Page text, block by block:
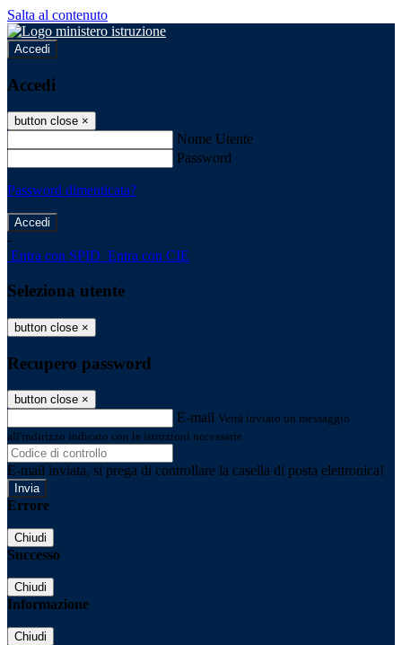
Salta al contenuto
Accedi
Accedi
button close ×
Nome Utente
Password
Password dimenticata?
-
Entra con SPID Entra con CIE
Seleziona utente
button close ×
Recupero password
button close ×
E-mail Verrà inviato un messaggio
all'indirizzo indicato con le istruzioni necessarie.
E-mail inviata, si prega di controllare la casella di posta elettronica!
Errore
Chiudi
Successo
Chiudi
Informazione
Chiudi